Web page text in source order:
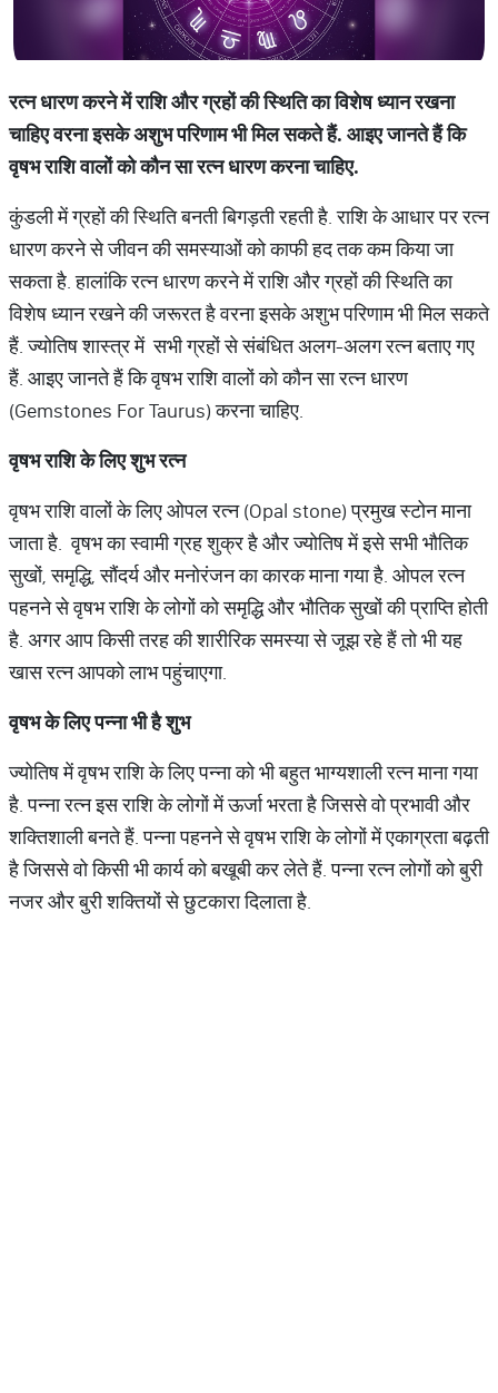
रत्न धारण करने में राशि और ग्रहों की स्थिति का विशेष ध्यान रखना
चाहिए वरना इसके अशुभ परिणाम भी मिल सकते हैं. आइए जानते हैं कि
वृ‍षभ राशि वालों को कौन सा रत्न धारण करना चाहिए.
कुंडली में ग्रहों की स्थिति बनती बिगड़ती रहती है. राशि के आधार पर रत्न
धारण करने से जीवन की समस्याओं को काफी हद तक कम किया जा
सकता है. हालांकि रत्न धारण करने में राशि और ग्रहों की स्थिति का
विशेष ध्यान रखने की जरूरत है वरना इसके अशुभ परिणाम भी मिल सकते
हैं. ज्योतिष शास्त्र में सभी ग्रहों से संबंधित अलग-अलग रत्न बताए गए
हैं. आइए जानते हैं कि वृ‍षभ राशि वालों को कौन सा रत्न धारण
(Gemstones For Taurus) करना चाहिए.
वृषभ राशि के लिए शुभ रत्न
वृषभ राशि वालों के लिए ओपल रत्‍न (Opal stone) प्रमुख स्‍टोन माना
जाता है. वृषभ का स्‍वामी ग्रह शुक्र है और ज्‍योतिष में इसे सभी भौतिक
सुखों, समृद्धि, सौंदर्य और मनोरंजन का कारक माना गया है. ओपल रत्‍न
पहनने से वृषभ राशि के लोगों को समृद्धि और भौतिक सुखों की प्राप्‍ति होती
है. अगर आप किसी तरह की शारीरिक समस्या से जूझ रहे हैं तो भी यह
खास रत्न आपको लाभ पहुंचाएगा.
वृषभ के लिए पन्ना भी है शुभ
ज्योतिष में वृषभ राशि के लिए पन्ना को भी बहुत भाग्यशाली रत्न माना गया
है. पन्‍ना रत्‍न इस राशि के लोगों में ऊर्जा भरता है जिससे वो प्रभावी और
शक्‍तिशाली बनते हैं. पन्ना पहनने से वृषभ राशि के लोगों में एकाग्रता बढ़ती
है जिससे वो किसी भी कार्य को बखूबी कर लेते हैं. पन्ना रत्न लोगों को बुरी
नजर और बुरी शक्‍तियों से छुटकारा दिलाता है.